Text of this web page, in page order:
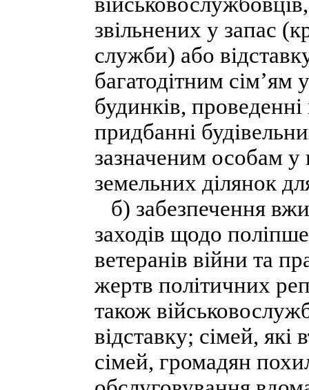
звільнених у запас
служби) або
багатодітним сім’ям
будинків,
придбанні
зазначеним особам
земельних ділянок
б) забезпечення
заходів щодо
ветеранів війни та
жертв політичних
також
відставку; сімей, які
сімей, громадян